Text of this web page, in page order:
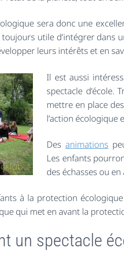
sera donc une
utile d’intégrer dans
leurs intérêts et en
Il est aussi
spectacle d’école.
mettre en place
l’action écologique
Desanimations
Les enfants
des échasses ou
à la protection
qui met en avant la
un spectacle